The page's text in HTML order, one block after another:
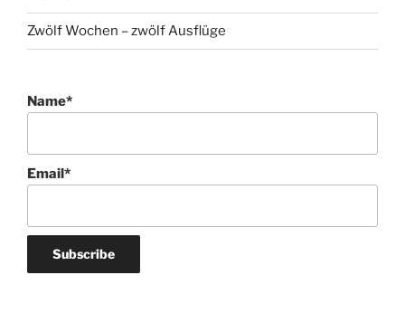
Zwölf Wochen – zwölf Ausflüge
Name*
Email*